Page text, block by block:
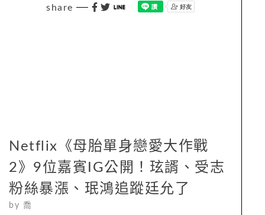
share
Netflix《母胎單身戀愛大作戰
2》9位嘉賓IG公開！玹諝、受志
粉絲暴漲、珉鴻追蹤廷允了
by 喬